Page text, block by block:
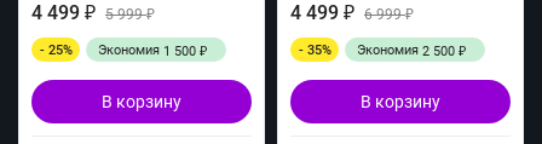
4 499 ₽ 5 999₽
- 25% Экономия 1 500 ₽
В корзину
4 499 ₽ 6 999₽
- 35% Экономия 2 500 ₽
В корзину